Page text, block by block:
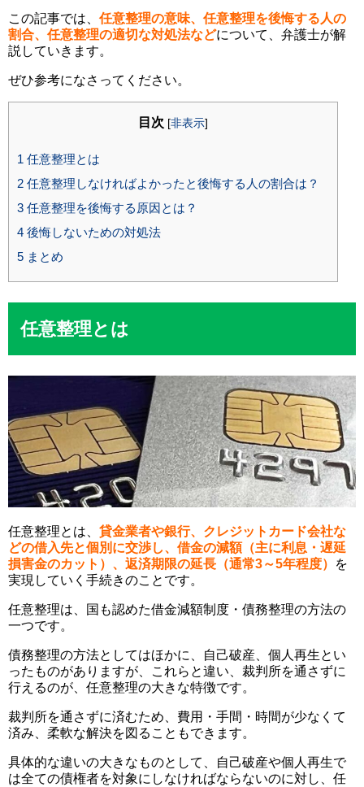
この記事では、 任意整理の意味、任意整理を後悔する人の
割合、任意整理の適切な対処法などについて、弁護士が解
説していきます。
ぜひ参考になさってください。
目次 [非表示]
1 任意整理とは
2 任意整理しなければよかったと後悔する人の割合は？
3 任意整理を後悔する原因とは？
4 後悔しないための対処法
5 まとめ
任意整理とは
任意整理とは、 貸金業者や銀行、クレジットカード会社な
どの借入先と個別に交渉し、借金の減額（主に利息・遅延
損害金のカット）、返済期限の延長（通常3～5年程度）
を
実現していく手続きのことです。
任意整理は、国も認めた借金減額制度・債務整理の方法の
一つです。
債務整理の方法としてはほかに、自己破産、個人再生とい
ったものがありますが、これらと違い、裁判所を通さずに
行えるのが、任意整理の大きな特徴です。
裁判所を通さずに済むため、費用・手間・時間が少なくて
済み、柔軟な解決を図ることもできます。
具体的な違いの大きなものとして、自己破産や個人再生で
は全ての債権者を対象にしなければならないのに対し、任